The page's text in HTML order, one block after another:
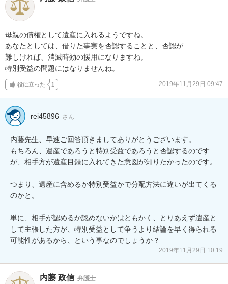
母親の債権として遺産に入れるようですね。
あなたとしては、借りた事実を否認することと、否認が
難しければ、消滅時効の援用になりますね。
特別受益の問題にはなりませんね。
役に立った 1 2019年11月29日 09:47
rei45896 さん
内藤先生、早速ご回答頂きましてありがとうございます。
もちろん、遺産であろうと特別受益であろうと否認するのです
が、相手方が遺産目録に入れてきた意図が知りたかったのです。
つまり、遺産に含めるか特別受益かで分配方法に違いが出てくる
のかと。
単に、相手が認めるか認めないかはともかく、とりあえず遺産と
して主張した方が、特別受益として争うより結論を早く得られる
可能性があるから、という事なのでしょうか？
2019年11月29日 10:19
内藤 政信 弁護士